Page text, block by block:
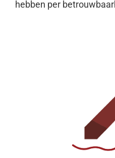
hebben per